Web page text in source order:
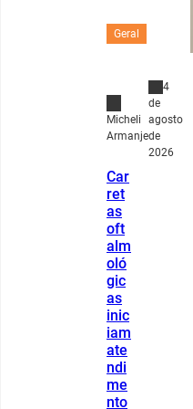
Geral
Micheli
Armanje
4
de
agosto
de
2026
Car
ret
as
oft
alm
oló
gic
as
inic
iam
ate
ndi
me
nto